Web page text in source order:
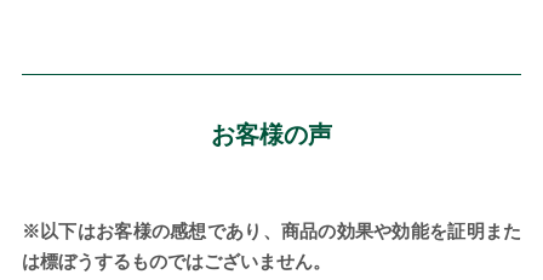
お客様の声
※以下はお客様の感想であり、商品の効果や効能を証明また
は標ぼうするものではございません。